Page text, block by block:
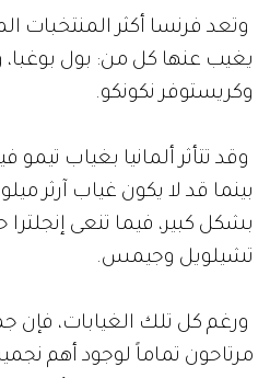
يغيب عنها كل من: بول بوغبا،
وكريستوفر نكونكو.
وقد تتأثر ألمانيا بغياب
بينما قد لا يكون غياب آرثر
بشكل كبير، فيما تنعى
تشيلويل وجيمس.
ورغم كل تلك الغيابات، فإن
مرتاحون تماماً لوجود أهم